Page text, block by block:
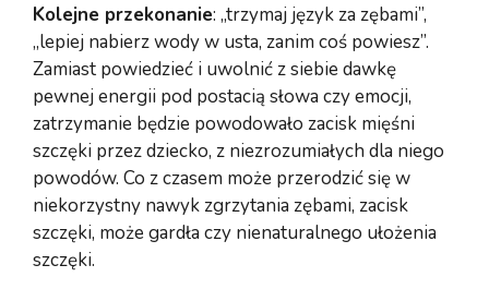
Kolejne przekonanie: „trzymaj język za zębami”,
„lepiej nabierz wody w usta, zanim coś powiesz”.
Zamiast powiedzieć i uwolnić z siebie dawkę
pewnej energii pod postacią słowa czy emocji,
zatrzymanie będzie powodowało zacisk mięśni
szczęki przez dziecko, z niezrozumiałych dla niego
powodów. Co z czasem może przerodzić się w
niekorzystny nawyk zgrzytania zębami, zacisk
szczęki, może gardła czy nienaturalnego ułożenia
szczęki.